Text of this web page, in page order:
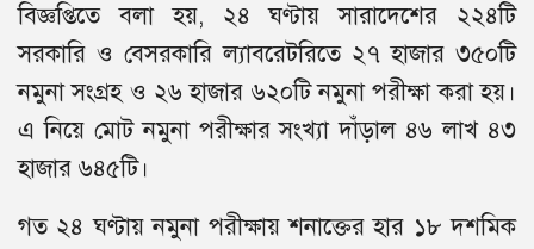
বিজ্ঞপ্তিতে বলা হয়, ২৪ ঘণ্টায় সারাদেশের ২২৪টি
সরকারি ও বেসরকারি ল্যাবরেটরিতে ২৭ হাজার ৩৫০টি
নমুনা সংগ্রহ ও ২৬ হাজার ৬২০টি নমুনা পরীক্ষা করা হয়।
এ নিয়ে মোট নমুনা পরীক্ষার সংখ্যা দাঁড়াল ৪৬ লাখ ৪৩
হাজার ৬৪৫টি।
গত ২৪ ঘণ্টায় নমুনা পরীক্ষায় শনাক্তের হার ১৮ দশমিক